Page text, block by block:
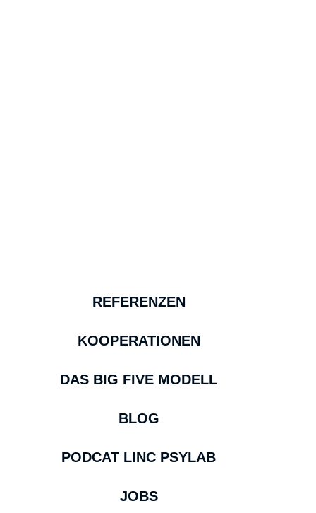
REFERENZEN
KOOPERATIONEN
DAS BIG FIVE MODELL
BLOG
PODCAT LINC PSYLAB
JOBS